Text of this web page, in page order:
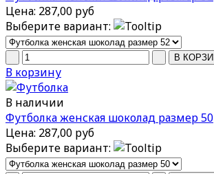
Цена: 287,00 руб
Выберите вариант:
В корзину
В наличии
Футболка женская шоколад размер 50
Цена: 287,00 руб
Выберите вариант: